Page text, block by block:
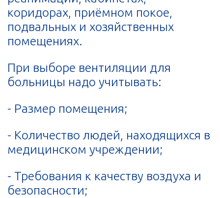
коридорах, приёмном покое,
подвальных и хозяйственных
помещениях.
При выборе вентиляции для
больницы надо учитывать:
- Размер помещения;
- Количество людей, находящихся в
медицинском учреждении;
- Требования к качеству воздуха и
безопасности;